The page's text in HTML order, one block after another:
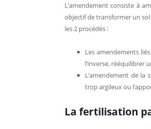
L’amendement consiste à
objectif de transformer un
les 2 procédés :
Les amendements
l’inverse, rééquilibrer
L’amendement de
trop argileux ou
La fertilisation